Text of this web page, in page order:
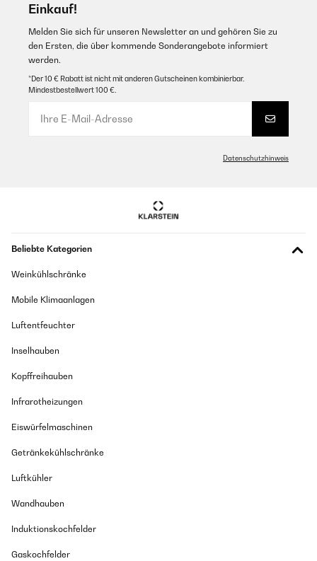
Übersetzen
GEPRÜFTE BEWERTUNG
Such a good size fridge. It can fit quite a lot of food and drink
items. Worth buying.
Amazon user
Nous utilisons ce petit frigo comme réfrigérateur à boisson dans
m'attendais à un bruit continu mais faible, il m'a surprise en
de refaire le plein de fraicheur après l'ouverture, et comme nous
ne l'ouvrons qu'une dizaine de fois par jour, il passe inaperçu le
design un peu rétro, indémodable et classe, adopté en rouge pour
blanche.Côté encombrement, il peut se déplacer à une personne,
réversible au besoin et je le trouve que le système de
toucher l'arrière de l'appareil car les composants sont
accessibles directement sans grille.Je l'ai depuis environ deux
faire sur le produit, ce serait une grille à l'arrière en bas pour ne
Einkauf!
Melden Sie sich für unseren Newsletter an und gehören Sie zu
den Ersten, die über kommende Sonderangebote informiert
werden.
*Der 10 € Rabatt ist nicht mit anderen Gutscheinen kombinierbar.
Mindestbestellwert 100 €.
Datenschutzhinweis
Beliebte Kategorien
Weinkühlschränke
Mobile Klimaanlagen
Luftentfeuchter
Inselhauben
Kopffreihauben
Infrarotheizungen
Eiswürfelmaschinen
Getränkekühlschränke
Luftkühler
Wandhauben
Induktionskochfelder
Gaskochfelder